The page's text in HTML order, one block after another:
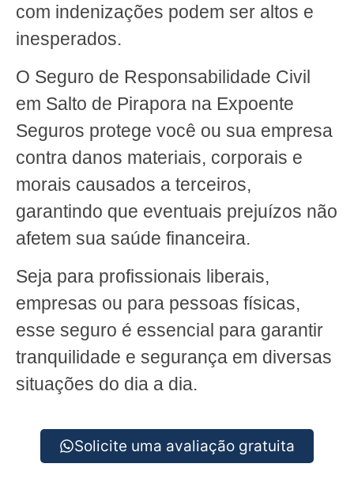
com indenizações podem ser altos e
inesperados.
O Seguro de Responsabilidade Civil
em Salto de Pirapora na Expoente
Seguros protege você ou sua empresa
contra danos materiais, corporais e
morais causados a terceiros,
garantindo que eventuais prejuízos não
afetem sua saúde financeira.
Seja para profissionais liberais,
empresas ou para pessoas físicas,
esse seguro é essencial para garantir
tranquilidade e segurança em diversas
situações do dia a dia.
Solicite uma avaliação gratuita